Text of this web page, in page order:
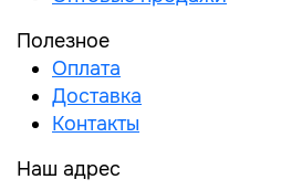
Полезное
Оплата
Доставка
Контакты
Наш адрес